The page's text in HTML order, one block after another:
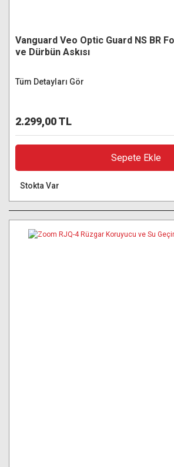
Vanguard Veo Optic Guard NS BR
ve Dürbün Askısı
Tüm Detayları Gör
2.299,00 TL
Sepete Ekle
Stokta Var